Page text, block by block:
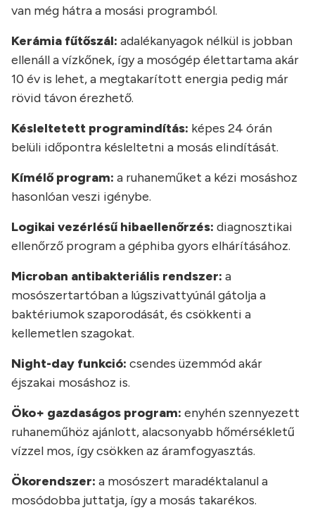
van még hátra a mosási programból.
Kerámia fűtőszál: adalékanyagok nélkül is jobban
ellenáll a vízkőnek, így a mosógép élettartama akár
10 év is lehet, a megtakarított energia pedig már
rövid távon érezhető.
Késleltetett programindítás: képes 24 órán
belüli időpontra késleltetni a mosás elindítását.
Kímélő program: a ruhaneműket a kézi mosáshoz
hasonlóan veszi igénybe.
Logikai vezérlésű hibaellenőrzés: diagnosztikai
ellenőrző program a géphiba gyors elhárításához.
Microban antibakteriális rendszer: a
mosószertartóban a lúgszivattyúnál gátolja a
baktériumok szaporodását, és csökkenti a
kellemetlen szagokat.
Night-day funkció: csendes üzemmód akár
éjszakai mosáshoz is.
Öko+ gazdaságos program: enyhén szennyezett
ruhaneműhöz ajánlott, alacsonyabb hőmérsékletű
vízzel mos, így csökken az áramfogyasztás.
Ökorendszer: a mosószert maradéktalanul a
mosódobba juttatja, így a mosás takarékos.